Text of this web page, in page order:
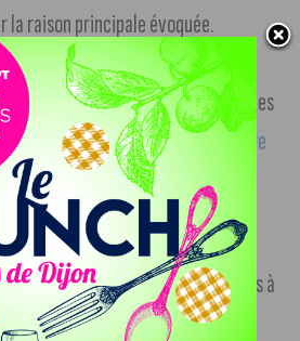
la raison principale évoquée.
de sa démolition a assuré que les
recyclés et réutilisés dans des
sur le Bien Public (suivre notre
festival de jeux vidéo Piky
ateliers et activités sont prévues à
de Quetigny. Atelier « Paper